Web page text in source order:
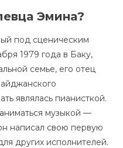
Эмина?
под сценическим
1979 года в Баку,
семье, его отец
являлась пианисткой.
музыкой —
написал свою первую
других исполнителей.